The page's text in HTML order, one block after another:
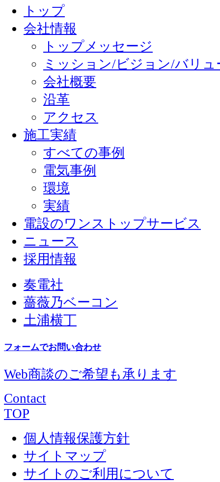
トップ
会社情報
トップメッセージ
ミッション/ビジョン/バリュ
会社概要
沿革
アクセス
施工実績
すべての事例
電気事例
環境
実績
電設のワンストップサービス
ニュース
採用情報
奏電社
薔薇乃ベーコン
土浦横丁
フォームでお問い合わせ
Web商談のご希望も承ります
Contact
TOP
個人情報保護方針
サイトマップ
サイトのご利用について